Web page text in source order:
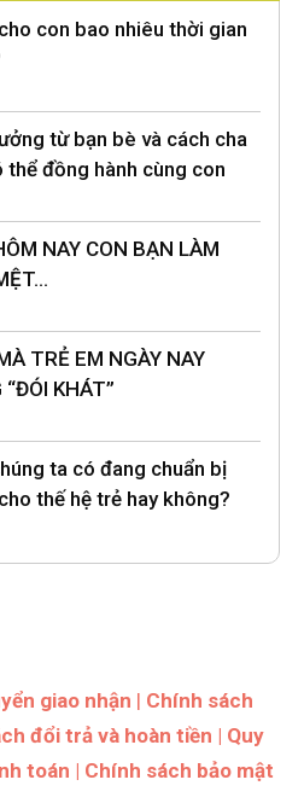
con bao nhiêu thời gian
từ bạn bè và cách cha
thể đồng hành cùng con
NAY CON BẠN LÀM
TRẺ EM NGÀY NAY
KHÁT”
ta có đang chuẩn bị
thế hệ trẻ hay không?
giao nhận | Chính sách
đổi trả và hoàn tiền | Quy
toán | Chính sách bảo mật